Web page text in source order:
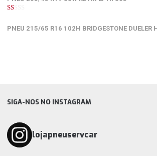
de
5
5
PNEU 215/65 R16 102H BRIDGESTONE DUELER
SIGA-NOS NO INSTAGRAM
lojapneuservcar